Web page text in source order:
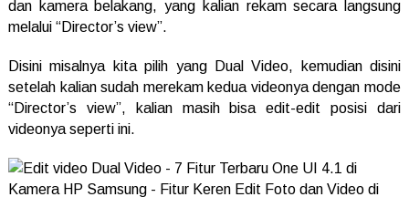
dan kamera belakang, yang kalian rekam secara langsung
melalui “Director’s view”.
Disini misalnya kita pilih yang Dual Video, kemudian disini
setelah kalian sudah merekam kedua videonya dengan mode
“Director’s view”, kalian masih bisa edit-edit posisi dari
videonya seperti ini.